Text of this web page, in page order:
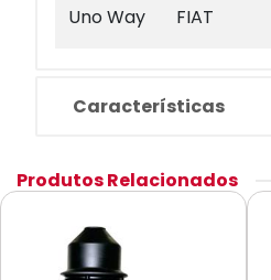
Uno Way FIAT
Características
Produtos Relacionados